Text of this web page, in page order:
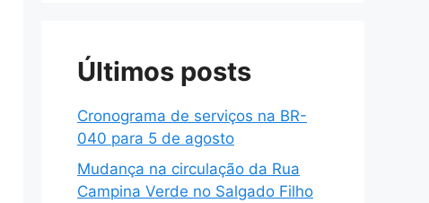
Últimos posts
Cronograma de serviços na BR-
040 para 5 de agosto
Mudança na circulação da Rua
Campina Verde no Salgado Filho